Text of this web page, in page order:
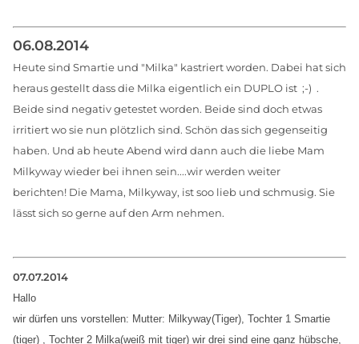
06.08.2014
Heute sind Smartie und "Milka" kastriert worden. Dabei hat sich
heraus gestellt dass die Milka eigentlich ein DUPLO ist ;-) .
Beide sind negativ getestet worden. Beide sind doch etwas
irritiert wo sie nun plötzlich sind. Schön das sich gegenseitig
haben. Und ab heute Abend wird dann auch die liebe Mam
Milkyway wieder bei ihnen sein....wir werden weiter
berichten! Die Mama, Milkyway, ist soo lieb und schmusig. Sie
lässt sich so gerne auf den Arm nehmen.
07.07.2014
Hallo
wir dürfen uns vorstellen: Mutter: Milkyway(Tiger), Tochter 1 Smartie
(tiger) , Tochter 2 Milka(weiß mit tiger) wir drei sind eine ganz hübsche,